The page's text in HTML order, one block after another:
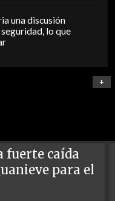
una discusión
lo que
+
fuerte caída
para el